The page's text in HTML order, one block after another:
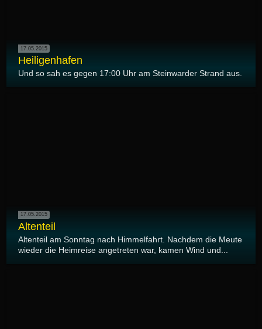
17.05.2015
Heiligenhafen
Und so sah es gegen 17:00 Uhr am Steinwarder Strand aus.
17.05.2015
Altenteil
Altenteil am Sonntag nach Himmelfahrt. Nachdem die Meute
wieder die Heimreise angetreten war, kamen Wind und...